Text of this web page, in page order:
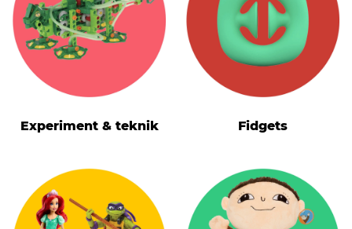
Experiment & teknik Fidgets